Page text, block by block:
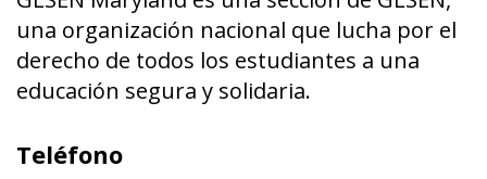
una organización nacional que lucha por el
derecho de todos los estudiantes a una
educación segura y solidaria.
Teléfono